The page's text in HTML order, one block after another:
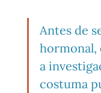
Antes de
hormonal,
a
costuma